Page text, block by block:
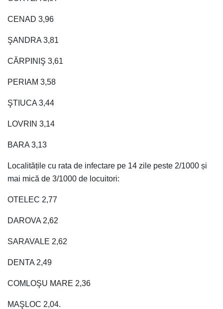
CENAD 3,96
ŞANDRA 3,81
CĂRPINIŞ 3,61
PERIAM 3,58
ŞTIUCA 3,44
LOVRIN 3,14
BARA 3,13
Localitățile cu rata de infectare pe 14 zile peste 2/1000 și
mai mică de 3/1000 de locuitori:
OTELEC 2,77
DAROVA 2,62
SARAVALE 2,62
DENTA 2,49
COMLOŞU MARE 2,36
MAŞLOC 2,04.